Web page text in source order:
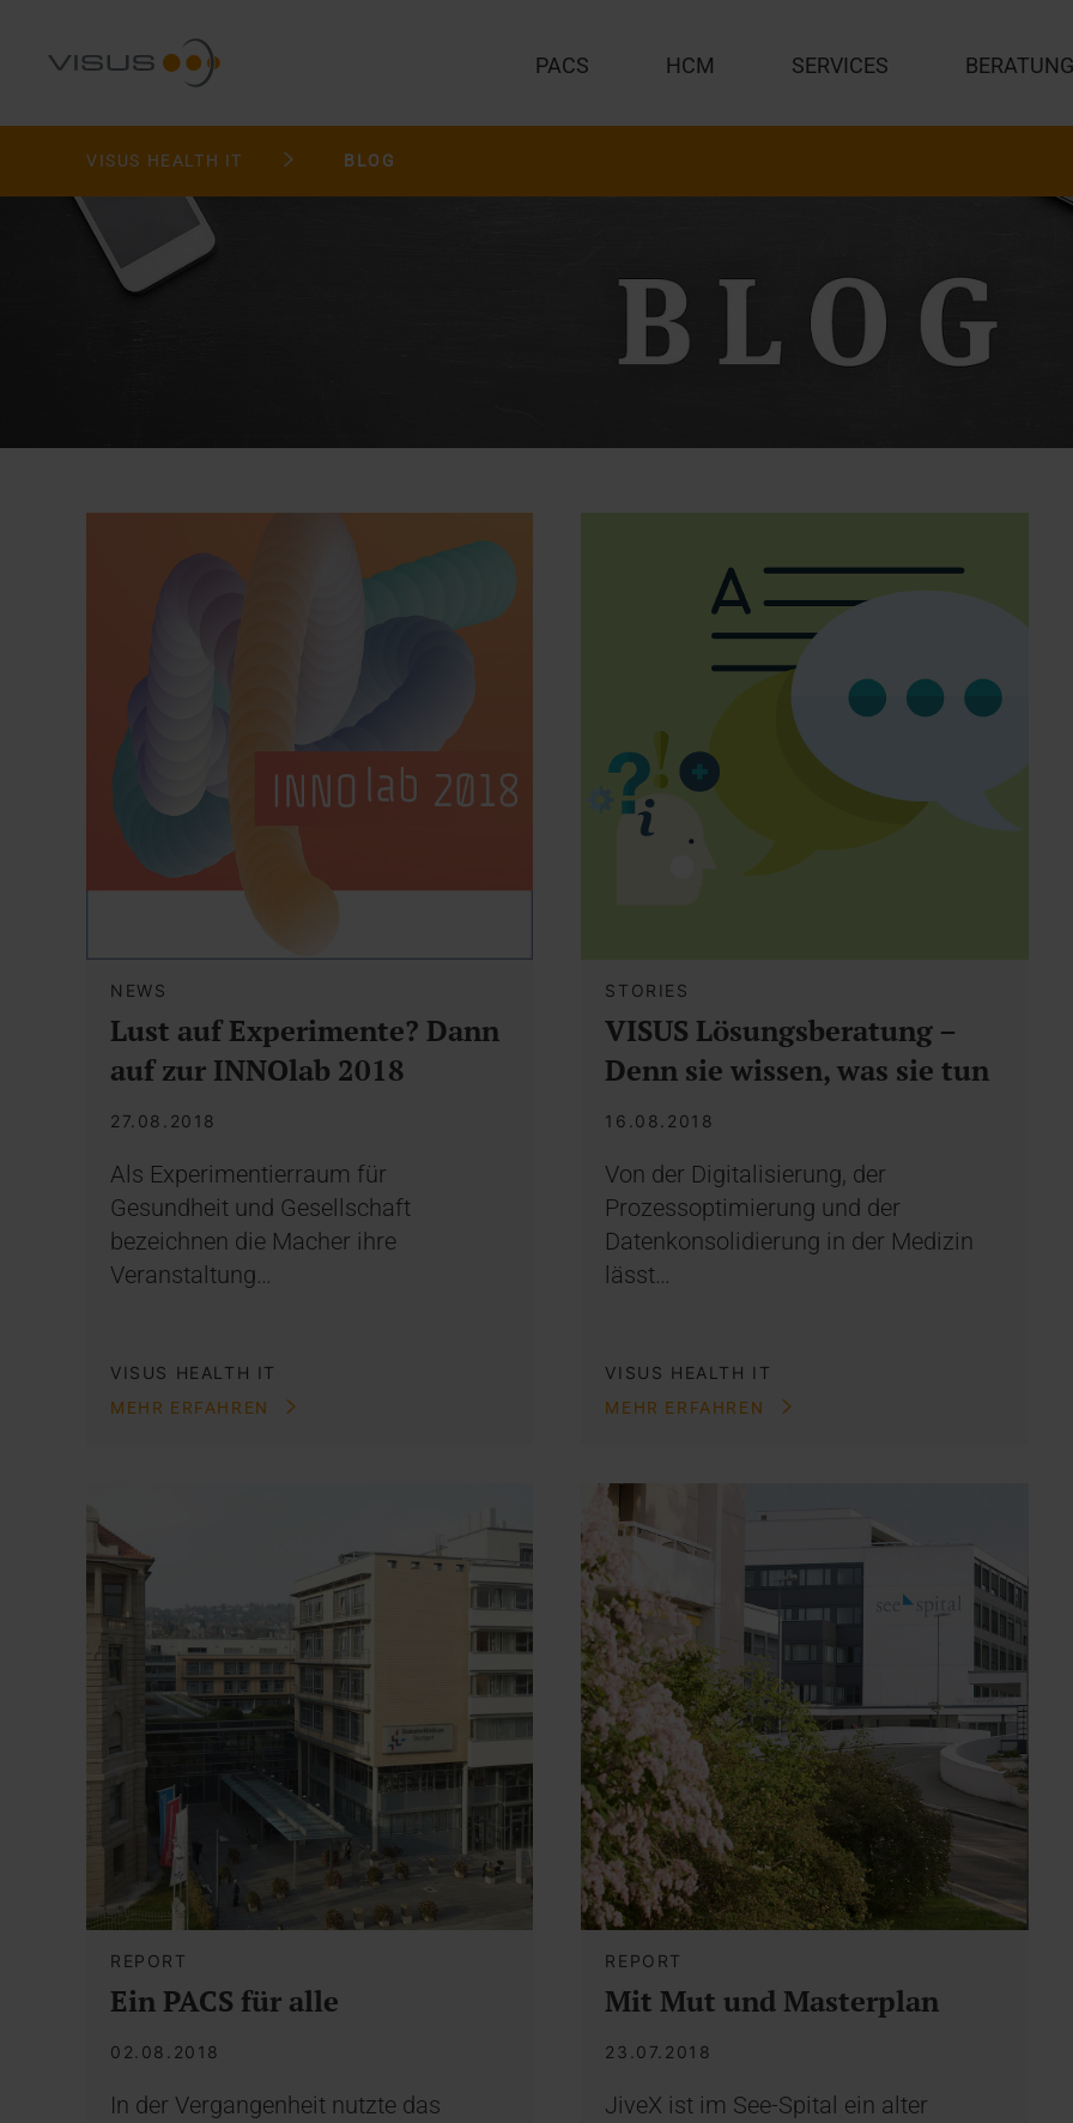
PACS HCM SERVICES BERATUNG
VISUS HEALTH IT BLOG
NEWS
Lust auf Experimente? Dann
auf zur INNOlab 2018
27.08.2018
Als Experimentierraum für
Gesundheit und Gesellschaft
bezeichnen die Macher ihre
Veranstaltung…
VISUS HEALTH IT
MEHR ERFAHREN
STORIES
VISUS Lösungsberatung –
Denn sie wissen, was sie tun
16.08.2018
Von der Digitalisierung, der
Prozessoptimierung und der
Datenkonsolidierung in der Medizin
lässt…
VISUS HEALTH IT
MEHR ERFAHREN
REPORT
Ein PACS für alle
02.08.2018
In der Vergangenheit nutzte das
REPORT
Mit Mut und Masterplan
23.07.2018
JiveX ist im See-Spital ein alter